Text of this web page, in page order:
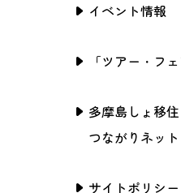
イベント情報
「ツアー・フ
多摩島しょ移
つながりネッ
サイトポリシー